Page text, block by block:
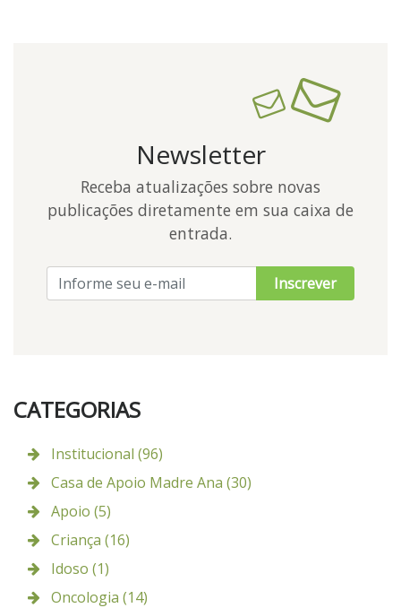
Newsletter
Receba atualizações sobre novas
publicações diretamente em sua caixa de
entrada.
Inscrever
CATEGORIAS
Institucional (96)
Casa de Apoio Madre Ana (30)
Apoio (5)
Criança (16)
Idoso (1)
Oncologia (14)